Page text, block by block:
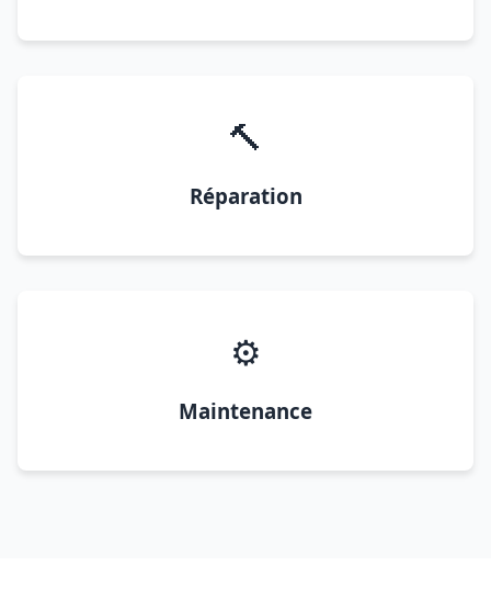
🔨
Réparation
⚙️
Maintenance